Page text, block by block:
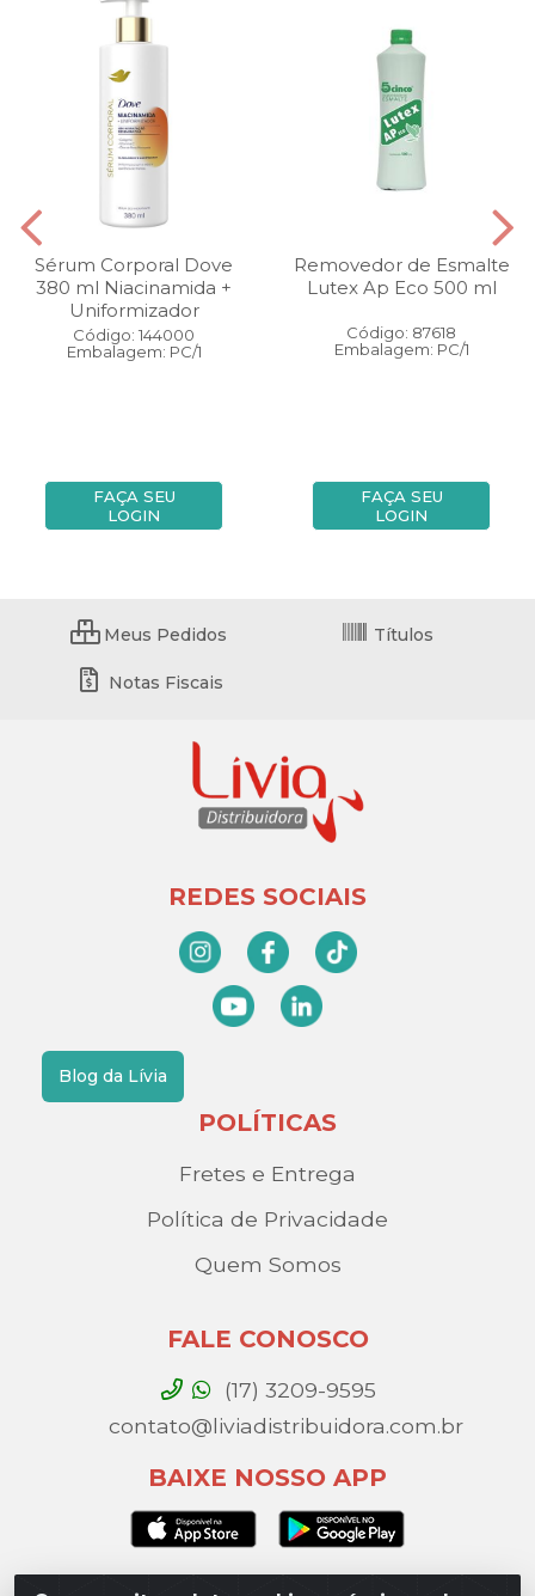
Sérum Corporal Dove
380 ml Niacinamida +
Uniformizador
Código: 144000
Embalagem: PC/1
FAÇA SEU
LOGIN
Removedor de Esmalte
Lutex Ap Eco 500 ml
Código: 87618
Embalagem: PC/1
FAÇA SEU
LOGIN
Meus Pedidos Títulos
Notas Fiscais
REDES SOCIAIS
Blog da Lívia
POLÍTICAS
Fretes e Entrega
Política de Privacidade
Quem Somos
FALE CONOSCO
(17) 3209-9595
contato@liviadistribuidora.com.br
BAIXE NOSSO APP